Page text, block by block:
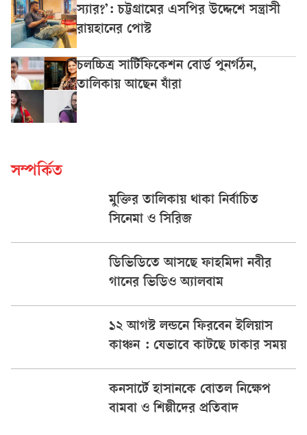
স্যার?’: চট্টগ্রামের এসপির উদ্দেশে সন্ত্রাসী
রায়হানের পোস্ট
চলচ্চিত্র সার্টিফিকেশন বোর্ড পুনর্গঠন,
তালিকায় আছেন যাঁরা
সম্পর্কিত
মুক্তির তালিকায় থাকা নির্বাচিত
সিনেমা ও সিরিজ
ডিভিডিতে আসছে ফাহমিদা নবীর
গানের ভিডিও অ্যালবাম
১২ আগস্ট লন্ডনে ফিরবেন ইলিয়াস
কাঞ্চন : যেভাবে কাটছে ঢাকার সময়
কনসার্টে হাসানকে বোতল নিক্ষেপ
বামবা ও শিল্পীদের প্রতিবাদ